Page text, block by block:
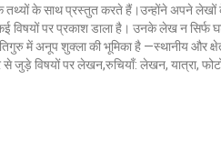
के साथ प्रस्तुत करते हैं।उन्होंने अपने लेखों के
पर प्रकाश डाला है। उनके लेख न सिर्फ
में अनूप शुक्ला की भूमिका है —स्थानीय और
से जुड़े विषयों पर लेखन,रुचियाँ: लेखन, यात्रा,